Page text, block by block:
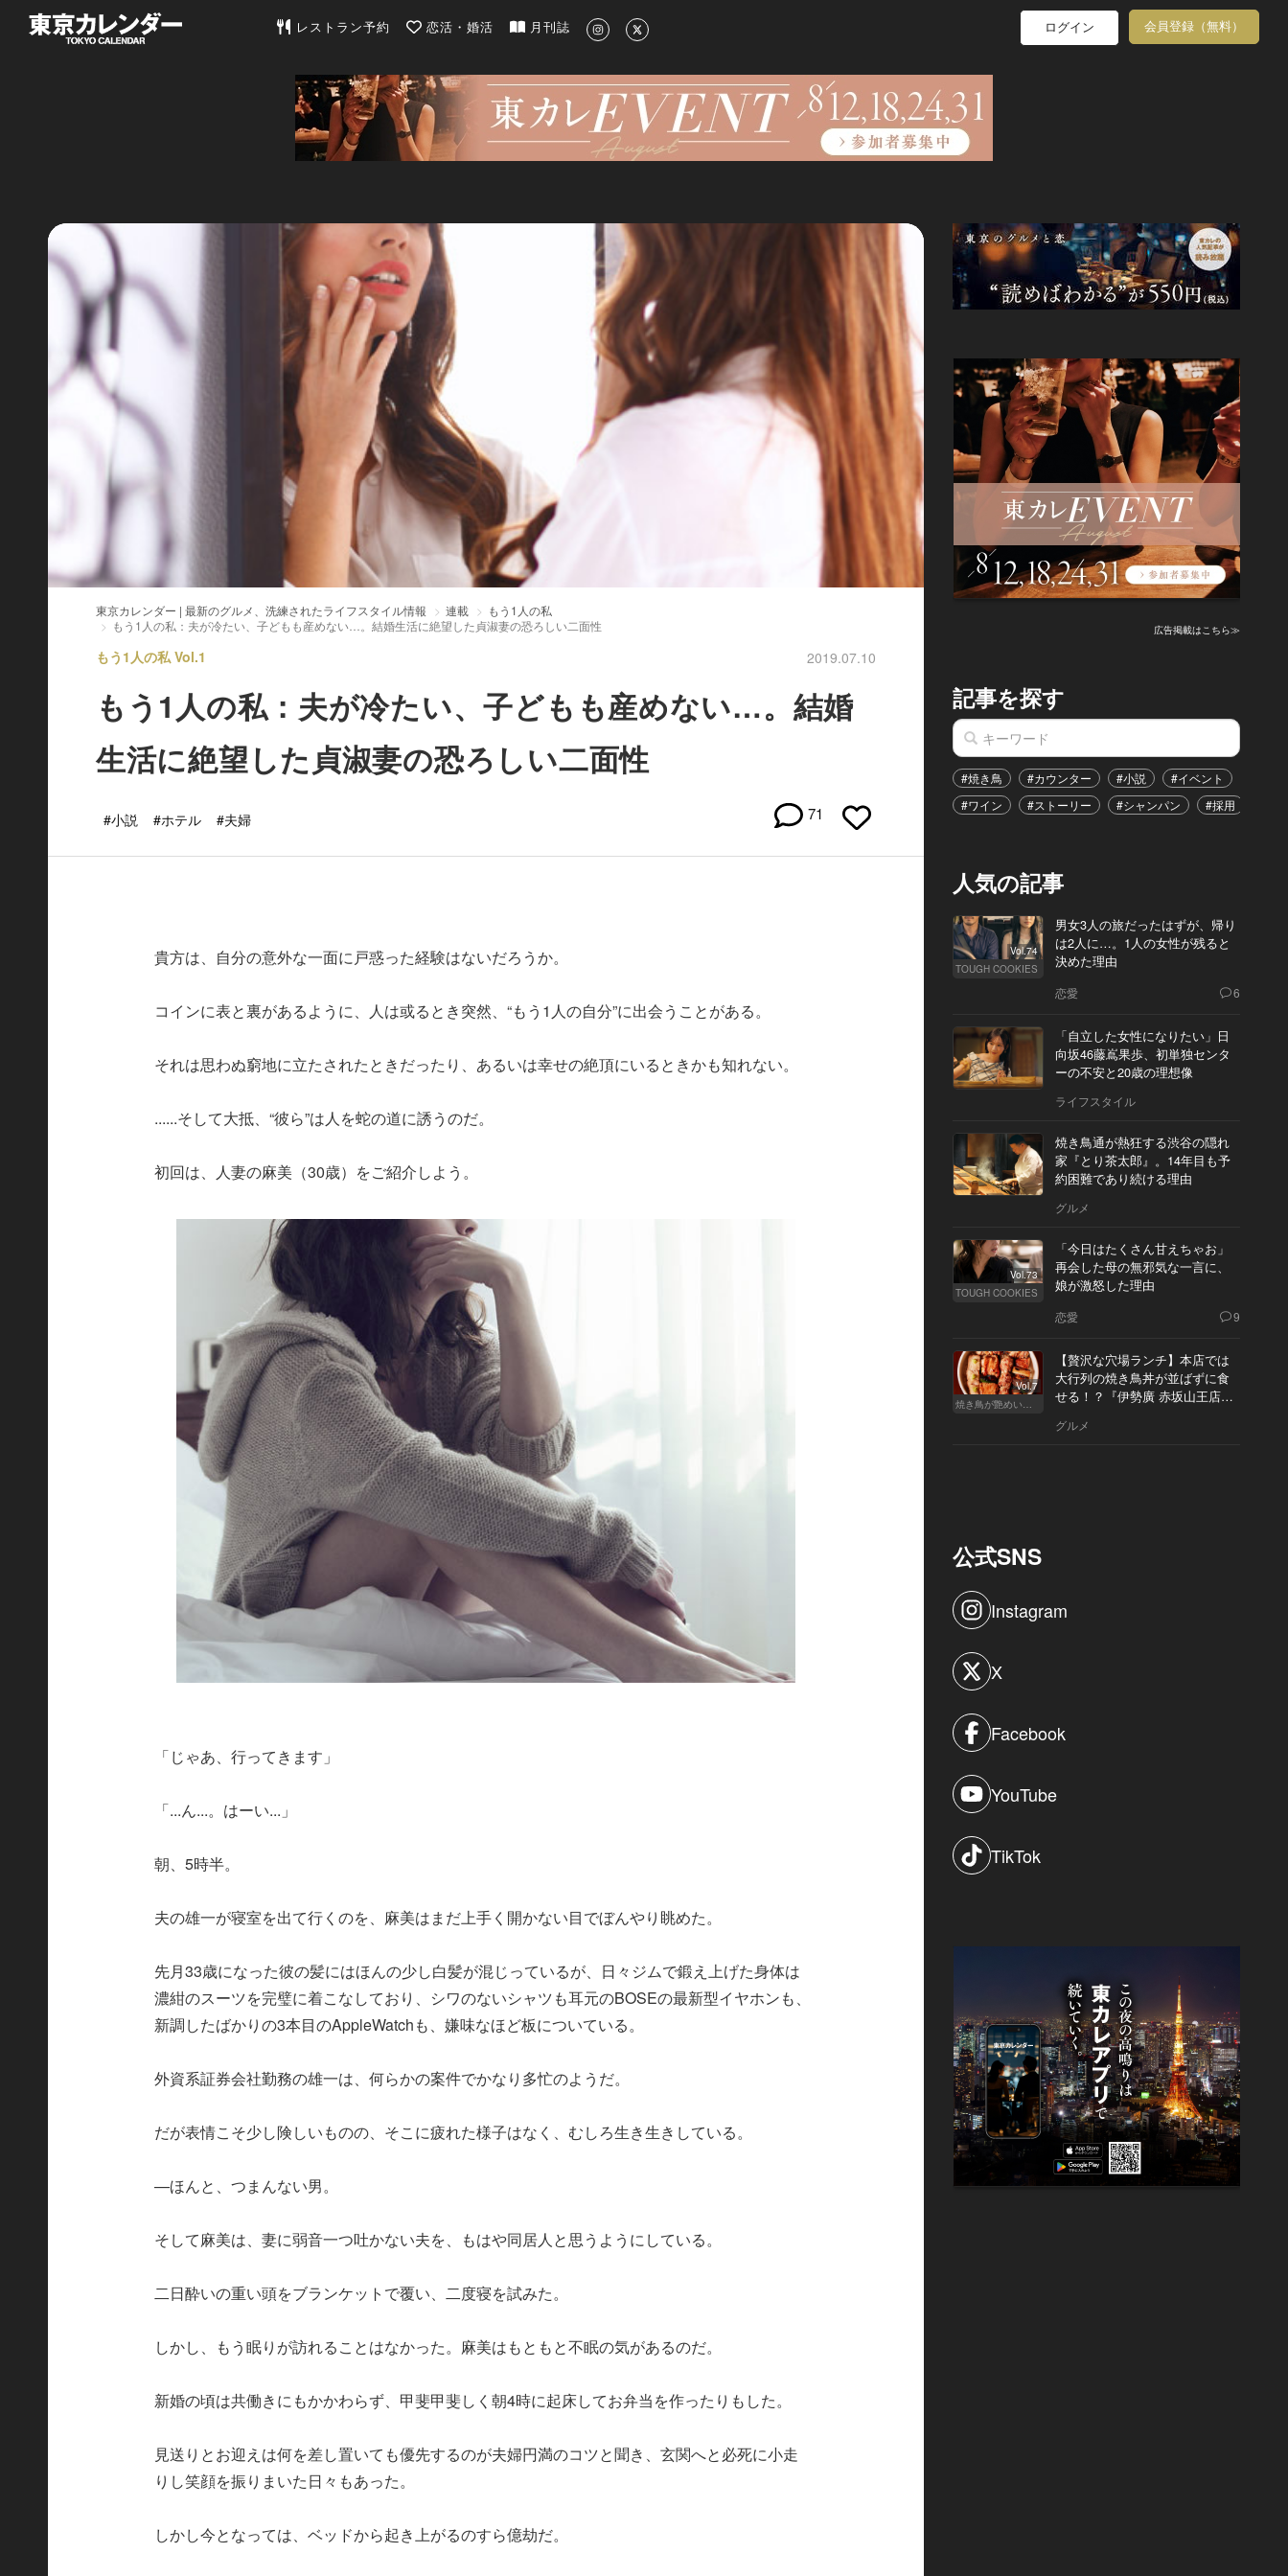
東京カレンダー | 最新のグルメ、洗練されたライフスタイル情報
レストラン予約 恋活・婚活 月刊誌 ログイン 会員登録（無料）
東京カレンダー | 最新のグルメ、洗練されたライフスタイル情報 連載
もう1人の私
もう1人の私：夫が冷たい、子どもも産めない…。結婚生活に絶望した貞淑妻の恐ろしい二面性
もう1人の私 Vol.1 2019.07.10
もう1人の私：夫が冷たい、子どもも産めない…。結婚
生活に絶望した貞淑妻の恐ろしい二面性
#小説 #ホテル #夫婦 71
貴方は、自分の意外な一面に戸惑った経験はないだろうか。
コインに表と裏があるように、人は或るとき突然、“もう1人の自分”に出会うことがある。
それは思わぬ窮地に立たされたときだったり、あるいは幸せの絶頂にいるときかも知れない。
......そして大抵、“彼ら”は人を蛇の道に誘うのだ。
初回は、人妻の麻美（30歳）をご紹介しよう。
「じゃあ、行ってきます」
「...ん...。はーい...」
朝、5時半。
夫の雄一が寝室を出て行くのを、麻美はまだ上手く開かない目でぼんやり眺めた。
先月33歳になった彼の髪にはほんの少し白髪が混じっているが、日々ジムで鍛え上げた身体は
濃紺のスーツを完璧に着こなしており、シワのないシャツも耳元のBOSEの最新型イヤホンも、
新調したばかりの3本目のAppleWatchも、嫌味なほど板についている。
外資系証券会社勤務の雄一は、何らかの案件でかなり多忙のようだ。
だが表情こそ少し険しいものの、そこに疲れた様子はなく、むしろ生き生きしている。
—ほんと、つまんない男。
そして麻美は、妻に弱音一つ吐かない夫を、もはや同居人と思うようにしている。
二日酔いの重い頭をブランケットで覆い、二度寝を試みた。
しかし、もう眠りが訪れることはなかった。麻美はもともと不眠の気があるのだ。
新婚の頃は共働きにもかかわらず、甲斐甲斐しく朝4時に起床してお弁当を作ったりもした。
見送りとお迎えは何を差し置いても優先するのが夫婦円満のコツと聞き、玄関へと必死に小走
りし笑顔を振りまいた日々もあった。
しかし今となっては、ベッドから起き上がるのすら億劫だ。
広告掲載はこちら≫
記事を探す
#焼き鳥 #カウンター #小説 #イベント
#ワイン
#ストーリー #シャンパン #採用
人気の記事
Vol.74
TOUGH COOKIES
男女3人の旅だったはずが、帰り
は2人に…。1人の女性が残ると
決めた理由
恋愛 6
「自立した女性になりたい」日
向坂46藤嶌果歩、初単独センタ
ーの不安と20歳の理想像
ライフスタイル
焼き鳥通が熱狂する渋谷の隠れ
家『とり茶太郎』。14年目も予
約困難であり続ける理由
グルメ
Vol.73
TOUGH COOKIES
「今日はたくさん甘えちゃお」
再会した母の無邪気な一言に、
娘が激怒した理由
恋愛 9
Vol.7
焼き鳥が艶めいてきた
【贅沢な穴場ランチ】本店では
大行列の焼き鳥丼が並ばずに食
せる！？『伊勢廣 赤坂山王店』
グルメ
公式SNS
Instagram
X
Facebook
YouTube
TikTok